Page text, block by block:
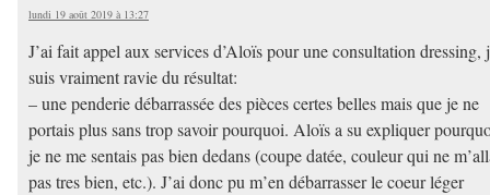
lundi 19 août 2019 à 13:27
J’ai fait appel aux services d’Aloïs pour une consultation dressing,
suis vraiment ravie du résultat:
– une penderie débarrassée des pièces certes belles mais que je ne
portais plus sans trop savoir pourquoi. Aloïs a su expliquer
je ne me sentais pas bien dedans (coupe datée, couleur qui ne
pas tres bien, etc.). J’ai donc pu m’en débarrasser le coeur léger